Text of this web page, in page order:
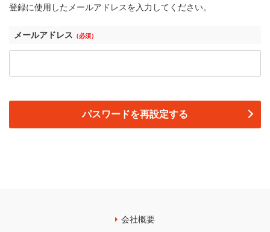
登録に使用したメールアドレスを入力してください。
メールアドレス （必須）
パスワードを再設定する
会社概要